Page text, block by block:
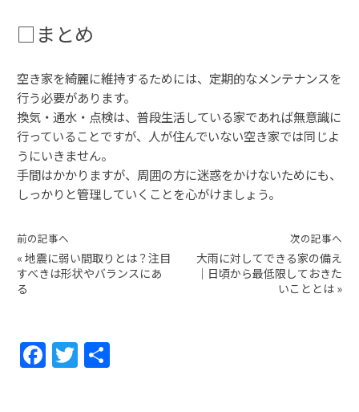
□まとめ
空き家を綺麗に維持するためには、定期的なメンテナンスを
行う必要があります。
換気・通水・点検は、普段生活している家であれば無意識に
行っていることですが、人が住んでいない空き家では同じよ
うにいきません。
手間はかかりますが、周囲の方に迷惑をかけないためにも、
しっかりと管理していくことを心がけましょう。
前の記事へ
« 地震に弱い間取りとは？注目
すべきは形状やバランスにあ
る
次の記事へ
大雨に対してできる家の備え
｜日頃から最低限しておきた
いこととは »
F
a
T
w